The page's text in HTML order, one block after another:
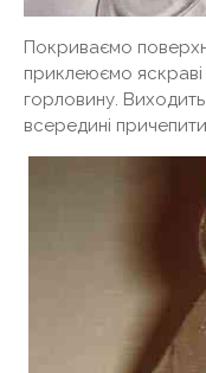
Покриваємо
приклеюємо
горловину.
всередині